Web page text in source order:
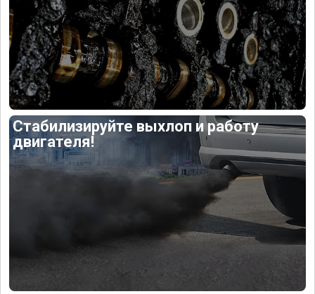
Стабилизируйте выхлоп и работу
двигателя!